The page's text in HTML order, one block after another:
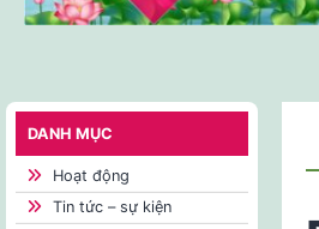
DANH MỤC
Hoạt động
Tin tức – sự kiện